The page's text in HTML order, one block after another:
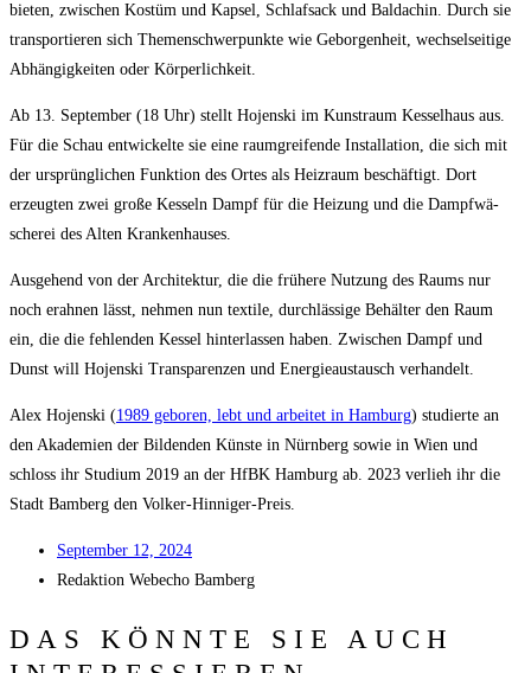
bie­ten, zwi­schen Kos­tüm und Kap­sel, Schlaf­sack und Bal­da­chin. Durch sie
trans­por­tie­ren sich The­men­schwer­punk­te wie Gebor­gen­heit, wech­sel­sei­ti­ge
Abhän­gig­kei­ten oder Körperlichkeit.
Ab 13. Sep­tem­ber (18 Uhr) stellt Hojen­ski im Kunst­raum Kes­sel­haus aus.
Für die Schau ent­wi­ckel­te sie eine raum­grei­fen­de Instal­la­ti­on, die sich mit
der ursprüng­li­chen Funk­ti­on des Ortes als Heiz­raum beschäf­tigt. Dort
erzeug­ten zwei gro­ße Kes­seln Dampf für die Hei­zung und die Dampf­wä­
sche­rei des Alten Krankenhauses.
Aus­ge­hend von der Archi­tek­tur, die die frü­he­re Nut­zung des Raums nur
noch erah­nen lässt, neh­men nun tex­ti­le, durch­läs­si­ge Behäl­ter den Raum
ein, die die feh­len­den Kes­sel hin­ter­las­sen haben. Zwi­schen Dampf und
Dunst will Hojen­ski Trans­pa­ren­zen und Ener­gie­aus­tausch verhandelt.
Alex Hojen­ski (1989 gebo­ren, lebt und arbei­tet in Ham­burg) stu­dier­te an
den Aka­de­mien der Bil­den­den Küns­te in Nürn­berg sowie in Wien und
schloss ihr Stu­di­um 2019 an der HfBK Ham­burg ab. 2023 ver­lieh ihr die
Stadt Bam­berg den Volker-Hinniger-Preis.
Sep­tem­ber 12, 2024
Redak­ti­on Web­echo Bamberg
DAS KÖNNTE SIE AUCH